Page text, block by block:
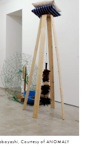
Courtesy of ANOMALY